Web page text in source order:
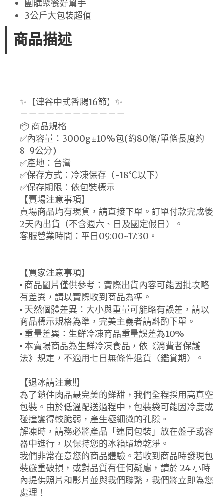
團購聚餐好幫手
3公斤大包裝超值
商品描述
✨【津谷中式香腸16節】✨
－－－－－－－－－－－－
📦 商品規格
✅內容量：3000g±10%包(約80條/單條長度約
8-9公分)
✅產地：台灣
✅保存方式：冷凍保存（-18℃以下）
✅保存期限：依包裝標示
【賣場注意事項】
賣場商品均有現貨，請直接下單。訂單付款完成後
2天內出貨（不含週六、日及國定假日）。
客服營業時間：平日09:00~17:30。
【買家注意事項】
▪ 商品圖片僅供參考：實際出貨內容可能因批次略
有差異，請以實際收到商品為準。
▪ 天然個體差異：大小與重量可能略有誤差，請以
商品標示規格為準，完美主義者請斟酌下單。
▪ 重量差異：生鮮冷凍商品重量誤差為10%
▪ 本賣場商品為生鮮冷凍食品，依《消費者保護
法》規定，不適用七日無條件退貨（鑑賞期）。
【退冰請注意!!】
為了鎖住肉品最完美的鮮甜，我們全程採用高真空
包裝。由於低溫配送過程中，包裝袋可能因冷度或
碰撞變得較脆弱，產生極細微的孔隙。
解凍時，請務必將產品「連同包裝」放在盤子或容
器中進行，以保持您的冰箱環境乾淨。
我們非常在意您的商品體驗。若收到商品時發現包
裝嚴重破損，或對品質有任何疑慮，請於 24 小時
內提供照片和影片並與我們聯繫，我們將立即為您
處理！